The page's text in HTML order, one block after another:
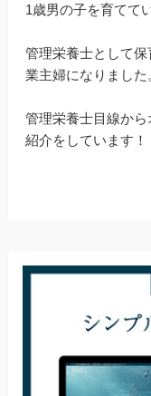
1歳男の子を育てて
管理栄養士として
業主婦になりました
管理栄養士目線か
紹介をしています！